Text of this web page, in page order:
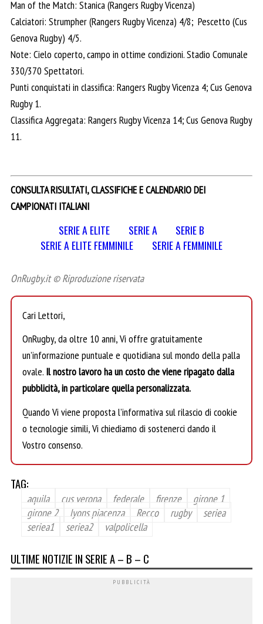
Man of the Match: Stanica (Rangers Rugby Vicenza)
Calciatori: Strumpher (Rangers Rugby Vicenza) 4/8; Pescetto (Cus
Genova Rugby) 4/5.
Note: Cielo coperto, campo in ottime condizioni. Stadio Comunale
330/370 Spettatori.
Punti conquistati in classifica: Rangers Rugby Vicenza 4; Cus Genova
Rugby 1.
Classifica Aggregata: Rangers Rugby Vicenza 14; Cus Genova Rugby
11.
CONSULTA RISULTATI, CLASSIFICHE E CALENDARIO DEI
CAMPIONATI ITALIANI
SERIE A ELITE SERIE A
SERIE B
SERIE A ELITE FEMMINILE
SERIE A FEMMINILE
OnRugby.it © Riproduzione riservata
Cari Lettori,
OnRugby, da oltre 10 anni, Vi offre gratuitamente
un’informazione puntuale e quotidiana sul mondo della palla
ovale. Il nostro lavoro ha un costo che viene ripagato dalla
pubblicità, in particolare quella personalizzata.
Quando Vi viene proposta l’informativa sul rilascio di cookie
o tecnologie simili, Vi chiediamo di sostenerci dando il
Vostro consenso.
TAG:
aquila cus verona federale firenze
girone 1
girone 2
lyons piacenza Recco rugby
seriea
seriea1
seriea2 valpolicella
ULTIME NOTIZIE IN SERIE A – B – C